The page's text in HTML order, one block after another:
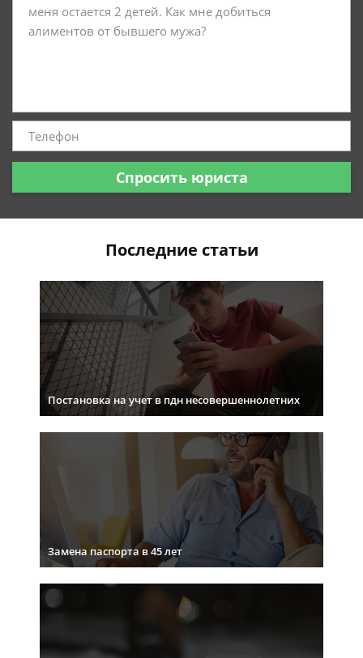
Спросить юриста
Последние статьи
Постановка на учет в пдн несовершеннолетних
Замена паспорта в 45 лет